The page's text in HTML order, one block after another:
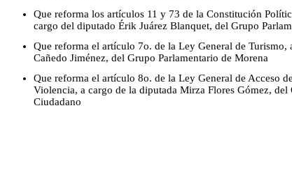
Que reforma los artículos 11 y 73 de la Constitución
cargo del diputado Érik Juárez Blanquet, del Grupo
Que reforma el artículo 7o. de la Ley General de
Cañedo Jiménez, del Grupo Parlamentario de Morena
Que reforma el artículo 8o. de la Ley General de Acceso
Violencia, a cargo de la diputada Mirza Flores Gómez,
Ciudadano